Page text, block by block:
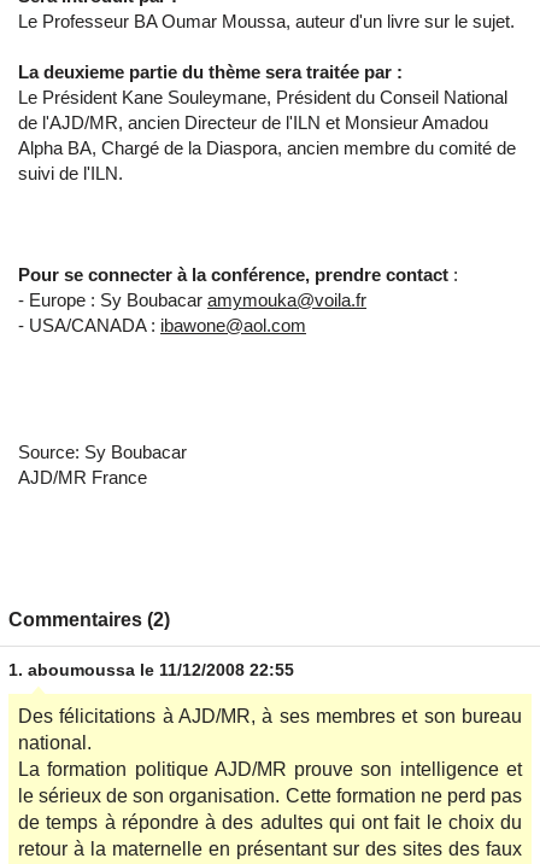
Le Professeur BA Oumar Moussa, auteur d'un livre sur le sujet.
La deuxieme partie du thème sera traitée par :
Le Président Kane Souleymane, Président du Conseil National
de l'AJD/MR, ancien Directeur de l'ILN et Monsieur Amadou
Alpha BA, Chargé de la Diaspora, ancien membre du comité de
suivi de l'ILN.
Pour se connecter à la conférence, prendre contact :
- Europe : Sy Boubacar amymouka@voila.fr
- USA/CANADA : ibawone@aol.com
Source: Sy Boubacar
AJD/MR France
Commentaires (2)
1. aboumoussa le 11/12/2008 22:55
Des félicitations à AJD/MR, à ses membres et son bureau
national.
La formation politique AJD/MR prouve son intelligence et
le sérieux de son organisation. Cette formation ne perd pas
de temps à répondre à des adultes qui ont fait le choix du
retour à la maternelle en présentant sur des sites des faux